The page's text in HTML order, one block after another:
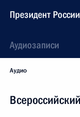
Президент России
Аудиозаписи
Аудио